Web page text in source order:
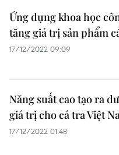
Ứng dụng khoa học
tăng giá trị sản phẩm
17/12/2022 09:09
Năng suất cao tạo ra
giá trị cho cá tra Việt
17/12/2022 01:48